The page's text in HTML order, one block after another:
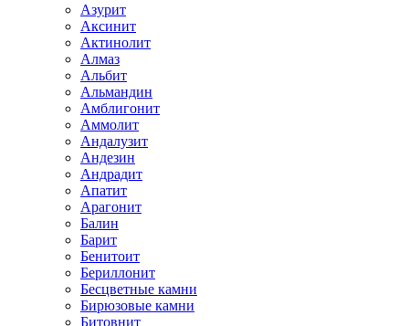
Азурит
Аксинит
Актинолит
Алмаз
Альбит
Альмандин
Амблигонит
Аммолит
Андалузит
Андезин
Андрадит
Апатит
Арагонит
Балин
Барит
Бенитоит
Бериллонит
Бесцветные камни
Бирюзовые камни
Битовнит